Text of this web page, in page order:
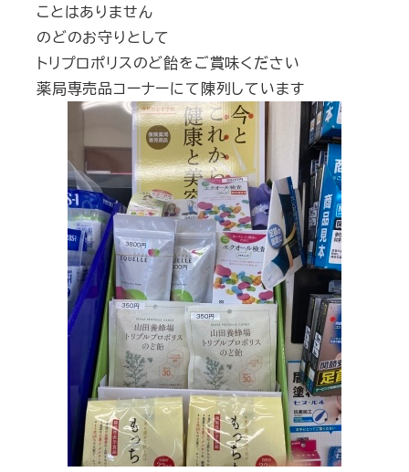
ことはありません
のどのお守りとして
トリプロポリスのど飴をご賞味ください
薬局専売品コーナーにて陳列しています